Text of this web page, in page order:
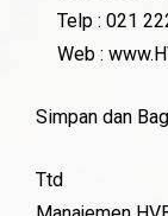
Telp : 021
Web :
Simpan dan
Ttd